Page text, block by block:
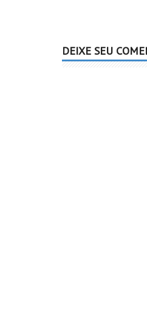
DEIXE SEU